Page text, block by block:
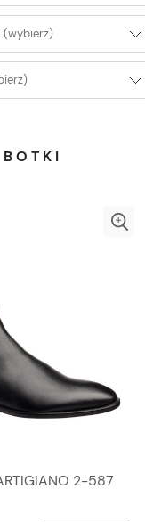
(wybierz)
2-587